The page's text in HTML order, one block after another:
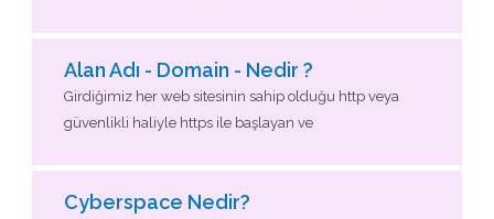
Alan Adı - Domain - Nedir ?
Girdiğimiz her web sitesinin sahip olduğu http veya
güvenlikli haliyle https ile başlayan ve
Cyberspace Nedir?